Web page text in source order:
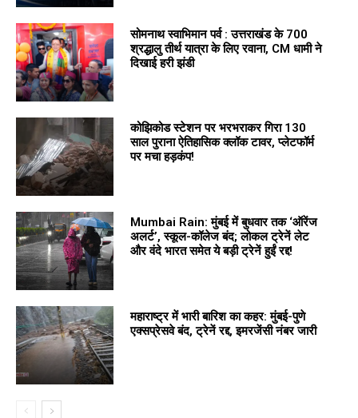
सोमनाथ स्वाभिमान पर्व : उत्तराखंड के 700
श्रद्धालु तीर्थ यात्रा के लिए रवाना, CM धामी ने
दिखाई हरी झंडी
कोझिकोड स्टेशन पर भरभराकर गिरा 130
साल पुराना ऐतिहासिक क्लॉक टावर, प्लेटफॉर्म
पर मचा हड़कंप!
Mumbai Rain: मुंबई में बुधवार तक ‘ऑरेंज
अलर्ट’, स्कूल-कॉलेज बंद; लोकल ट्रेनें लेट
और वंदे भारत समेत ये बड़ी ट्रेनें हुईं रद्द!
महाराष्ट्र में भारी बारिश का कहर: मुंबई-पुणे
एक्सप्रेसवे बंद, ट्रेनें रद्द, इमरजेंसी नंबर जारी